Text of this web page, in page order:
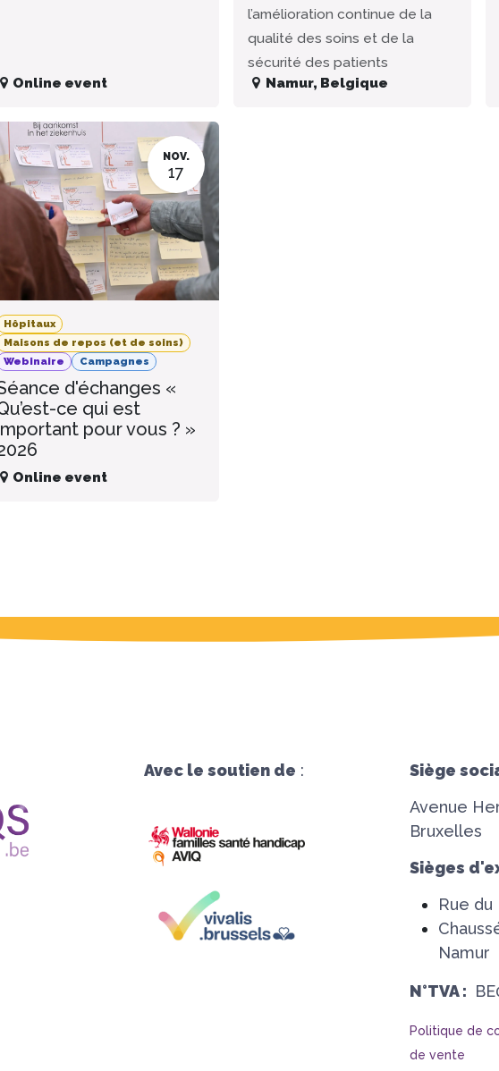
Online event
l’amélioration continue de la
qualité des soins et de la
sécurité des patients
Namur, Belgique
NOV.
17
Hôpitaux
Maisons de repos (et de soins)
Webinaire
Campagnes
d'échanges «
ce qui est
pour vous ? »
Online event
Avec le soutien de :
Siège
Avenue
Bruxelles
Sièges
Rue du
Namur
N°TVA :
Politique de
de vente